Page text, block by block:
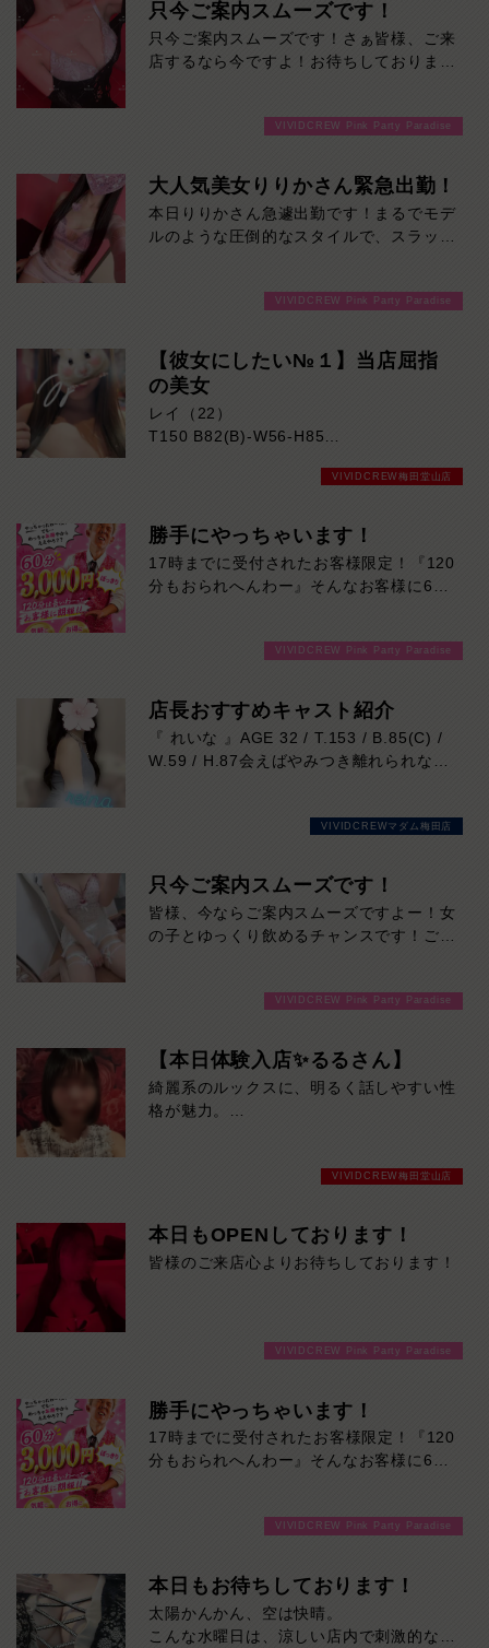
視線を落とせば、細く、しなやかに
伸びる脚線美、まさに芸術品！！
なること間違いないでしょう！本日の出
只今ご案内スムーズです！
只今ご案内スムーズです！さぁ皆様、ご来
店するなら今ですよ！お待ちしておりま
VIVIDCREW Pink Party Paradise
大人気美女りりかさん緊急出勤！
本日りりかさん急遽出勤です！まるでモデ
ルのような圧倒的なスタイルで、スラッと
見た目の美しさはもちろん、親しみやすい
も自然と会話が弾み、心地よい時間を過ご
していただけます。気になる方はご来店お
待ちしております！
VIVIDCREW Pink Party Paradise
【彼女にしたい№１】当店屈指
の美女
レイ（22）
T150 B82(B)-W56-H85
明るい笑顔と人懐っこい性格が魅力のレイ
親しみやすい雰囲気で、初対面でも自然と
会話が弾みます。
持ち前の愛嬌とフレッシュな魅力に、思わ
ず癒やされる方も多いはず。
レイさんならではの魅力です。
すめ！
気になった方は、ぜひ一度レイさんに会い
VIVIDCREW梅田堂山店
勝手にやっちゃいます！
17時までに受付されたお客様限定！『120
分もおられへんわー』そんなお客様に60
めるチャンス！たっぷり楽しみたい方は
分！その日の予定に合わせてお選びくださ
い！ご来店お待ちしております！
VIVIDCREW Pink Party Paradise
店長おすすめキャスト紹介
『 れいな 』AGE 32 / T.153 / B.85(C) /
W.59 / H.87会えばやみつき離れられない
当店のコンセプトぴったりの美しさが溢れ
その笑顔は全ての男性を虜にすること間違
いなし♡
行列必至の女性になります！！！
お遊びはお早めに♡本日の出勤…12:00～
VIVIDCREWマダム梅田店
只今ご案内スムーズです！
皆様、今ならご案内スムーズですよー！女
の子とゆっくり飲めるチャンスです！ご来
VIVIDCREW Pink Party Paradise
【本日体験入店✨るるさん】
綺麗系のルックスに、明るく話しやすい性
格が魅力。
VIVIDCREW梅田堂山店
本日もOPENしております！
皆様のご来店心よりお待ちしております！
VIVIDCREW Pink Party Paradise
勝手にやっちゃいます！
17時までに受付されたお客様限定！『120
分もおられへんわー』そんなお客様に60
めるチャンス！たっぷり楽しみたい方は
分！その日の予定に合わせてお選びくださ
い！ご来店お待ちしております！
VIVIDCREW Pink Party Paradise
本日もお待ちしております！
太陽かんかん、空は快晴。
こんな水曜日は、涼しい店内で刺激的なひ